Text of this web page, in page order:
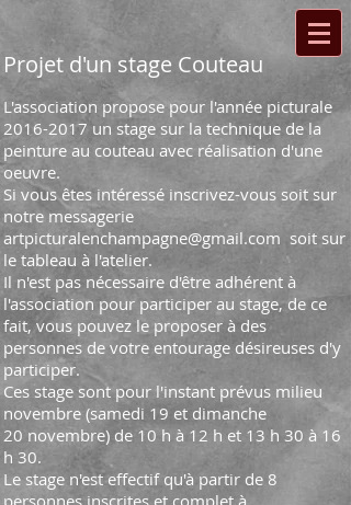
Projet d'un stage Couteau
L'association propose pour l'année picturale
2016-2017 un stage sur la technique de la
peinture au couteau avec réalisation d'une
oeuvre.
Si vous êtes intéressé inscrivez-vous soit sur
notre messagerie
artpicturalenchampagne@gmail.com soit sur
le tableau à l'atelier.
Il n'est pas nécessaire d'être adhérent à
l'association pour participer au stage, de ce
fait, vous pouvez le proposer à des
personnes de votre entourage désireuses d'y
participer.
Ces stage sont pour l'instant prévus milieu
novembre (samedi 19 et dimanche
20 novembre) de 10 h à 12 h et 13 h 30 à 16
h 30.
Le stage n'est effectif qu'à partir de 8
personnes inscrites et complet à